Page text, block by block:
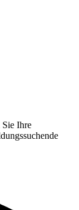
Sie Ihre